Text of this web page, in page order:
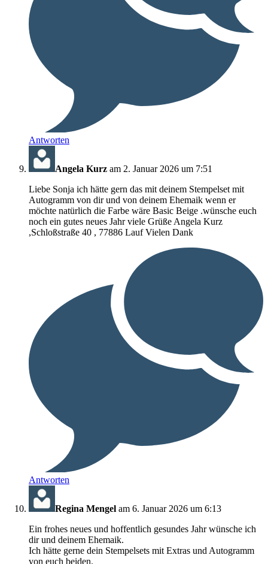
Antworten
Angela Kurz am 2. Januar 2026 um 7:51
Liebe Sonja ich hätte gern das mit deinem Stempelset mit
Autogramm von dir und von deinem Ehemaik wenn er
möchte natürlich die Farbe wäre Basic Beige .wünsche euch
noch ein gutes neues Jahr viele Grüße Angela Kurz
,Schloßstraße 40 , 77886 Lauf Vielen Dank
Antworten
Regina Mengel am 6. Januar 2026 um 6:13
Ein frohes neues und hoffentlich gesundes Jahr wünsche ich
dir und deinem Ehemaik.
Ich hätte gerne dein Stempelsets mit Extras und Autogramm
von euch beiden.